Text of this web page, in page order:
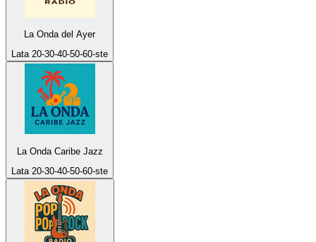
La Onda del Ayer
Lata 20-30-40-50-60-ste
La Onda Caribe Jazz
Lata 20-30-40-50-60-ste